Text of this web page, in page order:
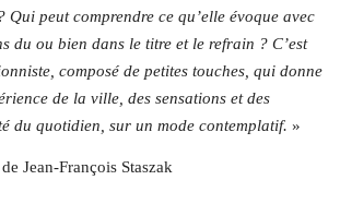
peut comprendre ce qu’elle évoque avec
du ou bien dans le titre et le refrain ? C’est
composé de petites touches, qui donne
de la ville, des sensations et des
du quotidien, sur un mode contemplatif. »
Jean-François Staszak